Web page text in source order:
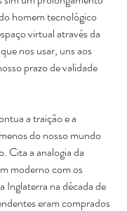
homem tecnológico
virtual através da
nos usar, uns aos
prazo de validade
a traição e a
do nosso mundo
Cita a analogia da
moderno com os
Inglaterra na década de
eram comprados